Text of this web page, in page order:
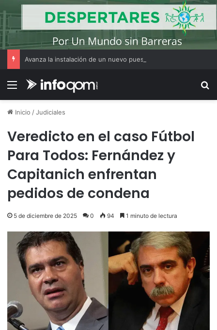
Menú
Inicio /Judiciales
Veredicto en el caso Fútbol
Para Todos: Fernández y
Capitanich enfrentan
pedidos de condena
5 de diciembre de 2025 0 94 1 minuto de lectura